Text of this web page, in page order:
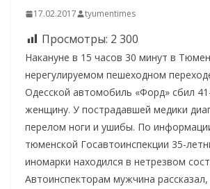
17.02.2017 tyumentimes
Просмотры: 2 300
Накануне в 15 часов 30 минут в
нерегулируемом пешеходном
Одесской автомобиль «Форд» сбил
женщину. У пострадавшей медики
перелом ноги и ушибы. По
тюменской Госавтоинспекции 35-
иномарки находился в нетрезвом
Автоинспекторам мужчина